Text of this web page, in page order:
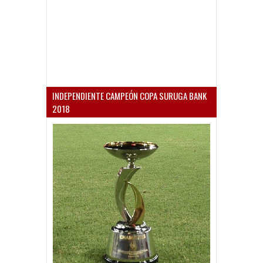
INDEPENDIENTE CAMPEÓN COPA SURUGA BANK
2018